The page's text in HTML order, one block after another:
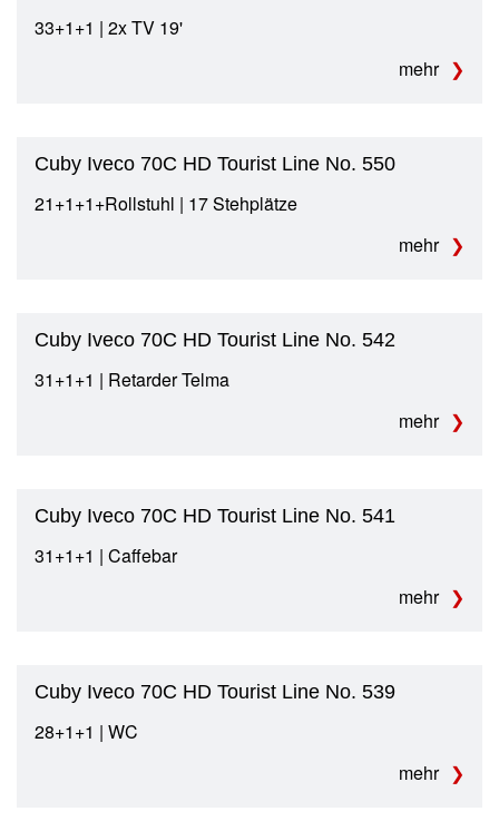
33+1+1 | 2x TV 19'
mehr
Cuby Iveco 70C HD Tourist Line No. 550
21+1+1+Rollstuhl | 17 Stehplätze
mehr
Cuby Iveco 70C HD Tourist Line No. 542
31+1+1 | Retarder Telma
mehr
Cuby Iveco 70C HD Tourist Line No. 541
31+1+1 | Caffebar
mehr
Cuby Iveco 70C HD Tourist Line No. 539
28+1+1 | WC
mehr